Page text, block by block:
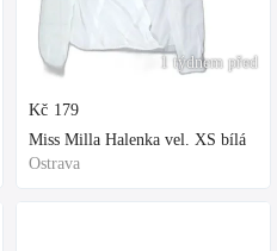
1 týdnem před
Kč 179
Miss Milla Halenka vel. XS bílá
Ostrava